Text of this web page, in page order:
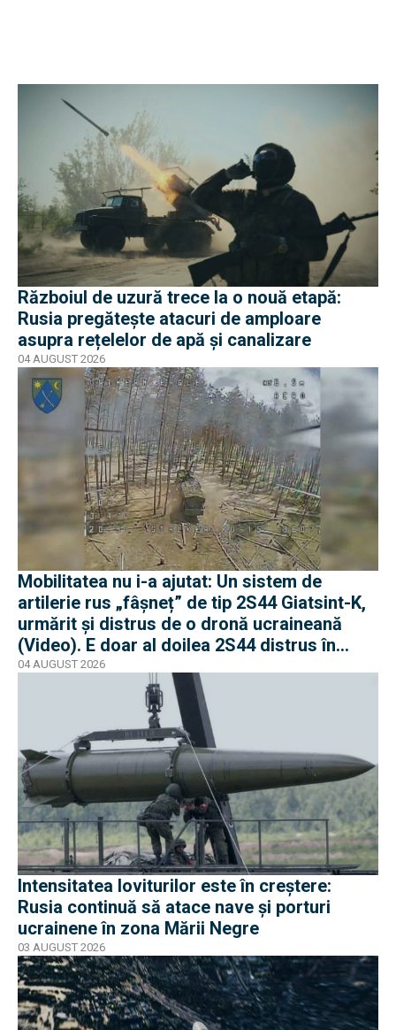
Războiul de uzură trece la o nouă etapă:
Rusia pregătește atacuri de amploare
asupra rețelelor de apă și canalizare
04 AUGUST 2026
Mobilitatea nu i-a ajutat: Un sistem de
artilerie rus „fâșneț” de tip 2S44 Giatsint-K,
urmărit și distrus de o dronă ucraineană
(Video). E doar al doilea 2S44 distrus în
război
04 AUGUST 2026
Intensitatea loviturilor este în creștere:
Rusia continuă să atace nave și porturi
ucrainene în zona Mării Negre
03 AUGUST 2026